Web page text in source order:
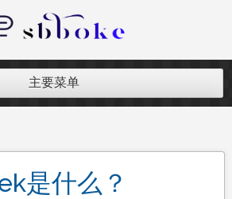
跨境电商独立站开发遇到的点点
主要菜单
是什么？